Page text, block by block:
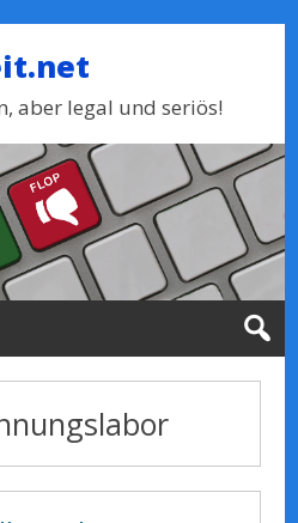
aber legal und seriös!